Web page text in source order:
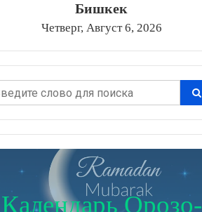
Бишкек
Четверг, Август 6, 2026
Календарь Орозо-